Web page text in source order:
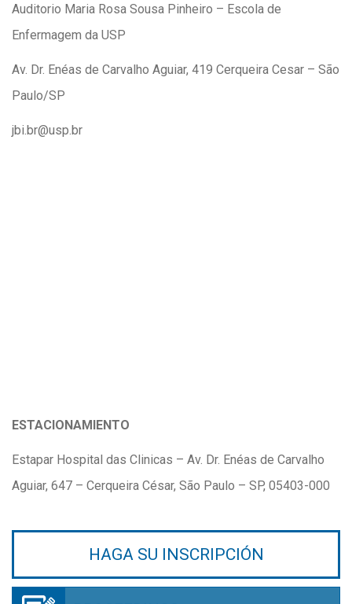
Auditorio Maria Rosa Sousa Pinheiro – Escola de
Enfermagem da USP
Av. Dr. Enéas de Carvalho Aguiar, 419 Cerqueira Cesar – São
Paulo/SP
jbi.br@usp.br
ESTACIONAMIENTO
Estapar Hospital das Clinicas – Av. Dr. Enéas de Carvalho
Aguiar, 647 – Cerqueira César, São Paulo – SP, 05403-000
HAGA SU INSCRIPCIÓN